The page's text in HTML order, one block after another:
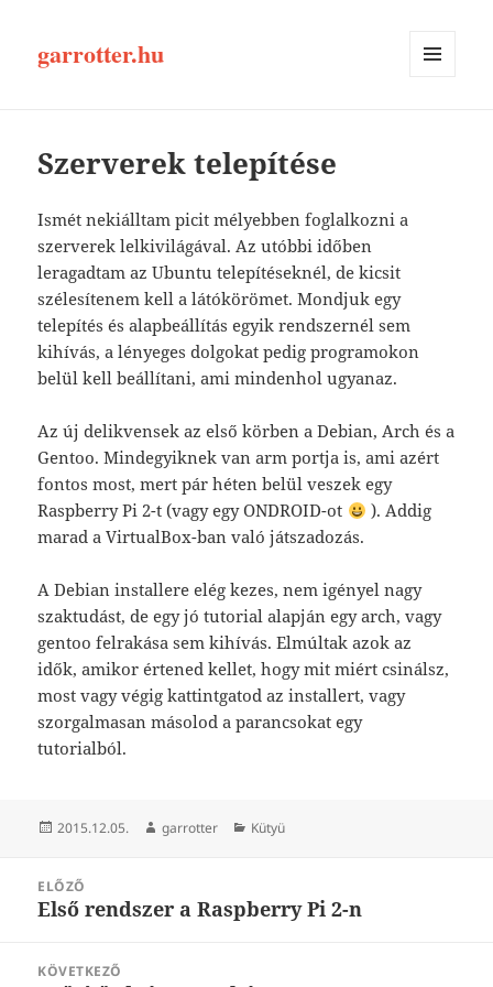
garrotter.hu
Szerverek telepítése
Ismét nekiálltam picit mélyebben foglalkozni a
szerverek lelkivilágával. Az utóbbi időben
leragadtam az Ubuntu telepítéseknél, de kicsit
szélesítenem kell a látókörömet. Mondjuk egy
telepítés és alapbeállítás egyik rendszernél sem
kihívás, a lényeges dolgokat pedig programokon
belül kell beállítani, ami mindenhol ugyanaz.
Az új delikvensek az első körben a Debian, Arch és a
Gentoo. Mindegyiknek van arm portja is, ami azért
fontos most, mert pár héten belül veszek egy
Raspberry Pi 2-t (vagy egy ONDROID-ot
). Addig
marad a VirtualBox-ban való játszadozás.
A Debian installere elég kezes, nem igényel nagy
szaktudást, de egy jó tutorial alapján egy arch, vagy
gentoo felrakása sem kihívás. Elmúltak azok az
idők, amikor értened kellet, hogy mit miért csinálsz,
most vagy végig kattintgatod az installert, vagy
szorgalmasan másolod a parancsokat egy
tutorialból.
Közzétéve
2015.12.05. Szerző
garrotter Kategória
Kütyü
navigáció
ELŐZŐ
Korábbi
Első rendszer a Raspberry Pi 2-n
KÖVETKEZŐ